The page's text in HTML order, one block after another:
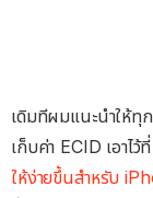
เดิมทีผมแนะนำให้ทุ
เก็บค่า ECID เอาไ
ให้ง่ายขึ้นสำหรับ